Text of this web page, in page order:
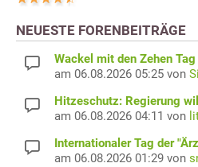
NEUESTE FORENBEITRÄGE
Wackel mit den Zehen Tag
am 06.08.2026 05:25 von
Hitzeschutz: Regierung
am 06.08.2026 04:11 von
Internationaler Tag der
am 06.08.2026 01:29 von